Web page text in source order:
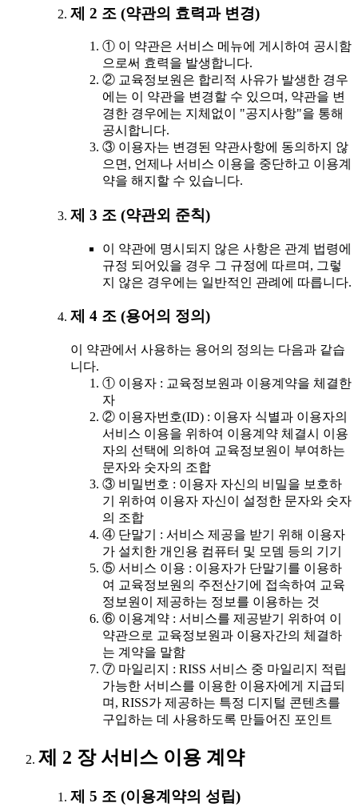
제 2 조 (약관의 효력과 변경)
① 이 약관은 서비스 메뉴에 게시하여 공시함
으로써 효력을 발생합니다.
② 교육정보원은 합리적 사유가 발생한 경우
에는 이 약관을 변경할 수 있으며, 약관을 변
경한 경우에는 지체없이 "공지사항"을 통해
공시합니다.
③ 이용자는 변경된 약관사항에 동의하지 않
으면, 언제나 서비스 이용을 중단하고 이용계
약을 해지할 수 있습니다.
제 3 조 (약관외 준칙)
이 약관에 명시되지 않은 사항은 관계 법령에
규정 되어있을 경우 그 규정에 따르며, 그렇
지 않은 경우에는 일반적인 관례에 따릅니다.
제 4 조 (용어의 정의)
이 약관에서 사용하는 용어의 정의는 다음과 같습
니다.
① 이용자 : 교육정보원과 이용계약을 체결한
자
② 이용자번호(ID) : 이용자 식별과 이용자의
서비스 이용을 위하여 이용계약 체결시 이용
자의 선택에 의하여 교육정보원이 부여하는
문자와 숫자의 조합
③ 비밀번호 : 이용자 자신의 비밀을 보호하
기 위하여 이용자 자신이 설정한 문자와 숫자
의 조합
④ 단말기 : 서비스 제공을 받기 위해 이용자
가 설치한 개인용 컴퓨터 및 모뎀 등의 기기
⑤ 서비스 이용 : 이용자가 단말기를 이용하
여 교육정보원의 주전산기에 접속하여 교육
정보원이 제공하는 정보를 이용하는 것
⑥ 이용계약 : 서비스를 제공받기 위하여 이
약관으로 교육정보원과 이용자간의 체결하
는 계약을 말함
⑦ 마일리지 : RISS 서비스 중 마일리지 적립
가능한 서비스를 이용한 이용자에게 지급되
며, RISS가 제공하는 특정 디지털 콘텐츠를
구입하는 데 사용하도록 만들어진 포인트
제 2 장 서비스 이용 계약
제 5 조 (이용계약의 성립)